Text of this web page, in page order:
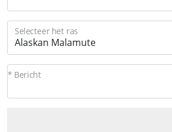
Selecteer het ras
* Bericht